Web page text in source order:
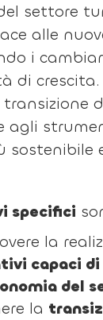
settore
alle
i
di
agli
sostenibile
specifici
la
capaci
del
la